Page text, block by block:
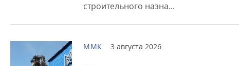
строительного назна...
ММК 3 августа 2026